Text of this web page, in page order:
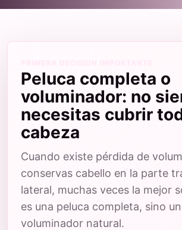
Peluca completa o
voluminador: no
necesitas cubrir
cabeza
Cuando existe pérdida de
conservas cabello en la parte
lateral, muchas veces la mejor
es una peluca completa, sino un
voluminador natural.